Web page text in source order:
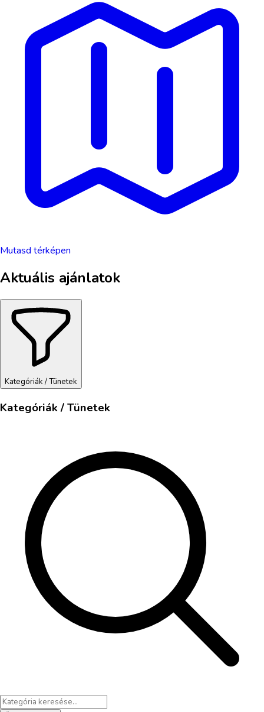
Mutasd térképen
Aktuális ajánlatok
Kategóriák / Tünetek
Kategóriák / Tünetek